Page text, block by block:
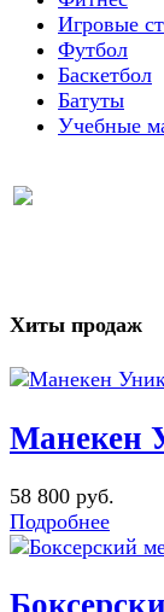
Игровые
Футбол
Баскетбол
Батуты
Учебные
Хиты продаж
Манекен
58 800 руб.
Подробнее